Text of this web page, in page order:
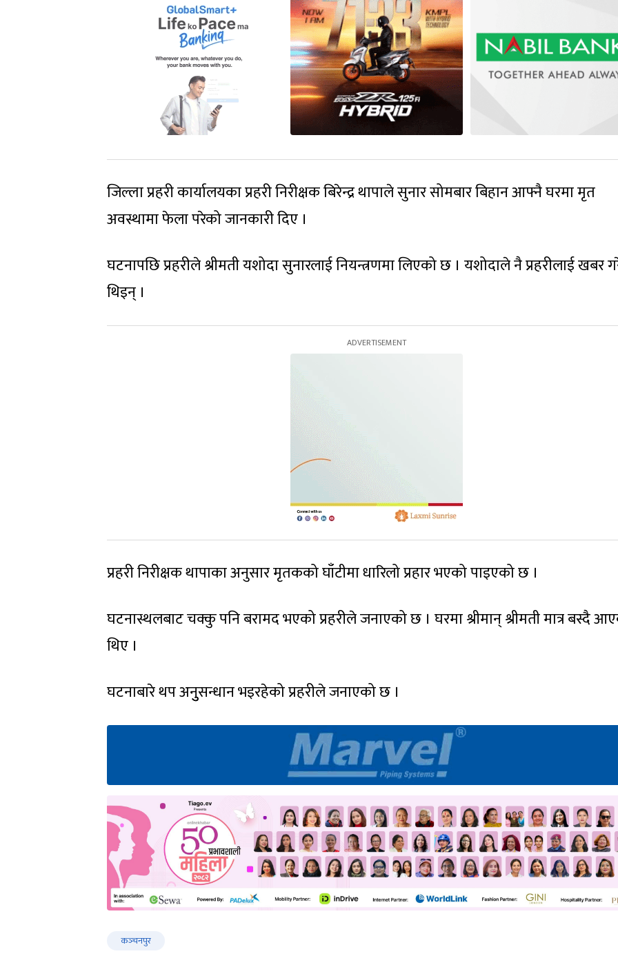
जिल्ला प्रहरी कार्यालयका प्रहरी निरीक्षक बिरेन्द्र थापाले सुनार सोमबार बिहान आफ्नै घरमा मृत
अवस्थामा फेला परेको जानकारी दिए ।
घटनापछि प्रहरीले श्रीमती यशोदा सुनारलाई नियन्त्रणमा लिएको छ । यशोदाले नै प्रहरीलाई खबर
थिइन् ।
प्रहरी निरीक्षक थापाका अनुसार मृतकको घाँटीमा धारिलो प्रहार भएको पाइएको छ ।
घटनास्थलबाट चक्कु पनि बरामद भएको प्रहरीले जनाएको छ । घरमा श्रीमान् श्रीमती मात्र बस्दै
थिए ।
घटनाबारे थप अनुुसन्धान भइरहेको प्रहरीले जनाएको छ ।
कञ्‍चनपुर